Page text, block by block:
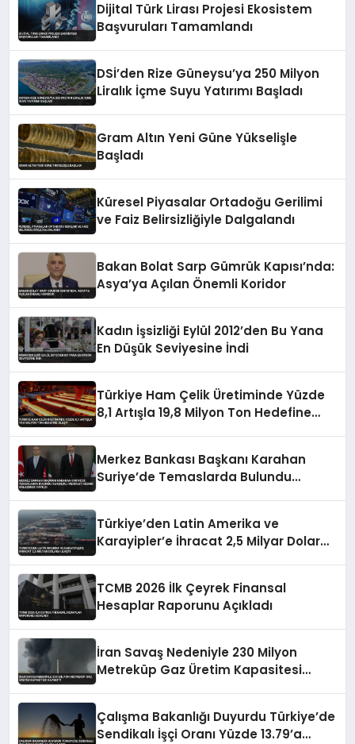
Dijital Türk Lirası Projesi Ekosistem
Başvuruları Tamamlandı
DSİ’den Rize Güneysu’ya 250 Milyon
Liralık İçme Suyu Yatırımı Başladı
Gram Altın Yeni Güne Yükselişle
Başladı
Küresel Piyasalar Ortadoğu Gerilimi
ve Faiz Belirsizliğiyle Dalgalandı
Bakan Bolat Sarp Gümrük Kapısı’nda:
Asya’ya Açılan Önemli Koridor
Kadın İşsizliği Eylül 2012’den Bu Yana
En Düşük Seviyesine İndi
Türkiye Ham Çelik Üretiminde Yüzde
8,1 Artışla 19,8 Milyon Ton Hedefine
Merkez Bankası Başkanı Karahan
Suriye’de Temaslarda Bulundu
Türkiye’den Latin Amerika ve
Karayipler’e İhracat 2,5 Milyar Dolara
TCMB 2026 İlk Çeyrek Finansal
Hesaplar Raporunu Açıkladı
İran Savaş Nedeniyle 230 Milyon
Metreküp Gaz Üretim Kapasitesi
Çalışma Bakanlığı Duyurdu Türkiye’de
Sendikalı İşçi Oranı Yüzde 13.79’a